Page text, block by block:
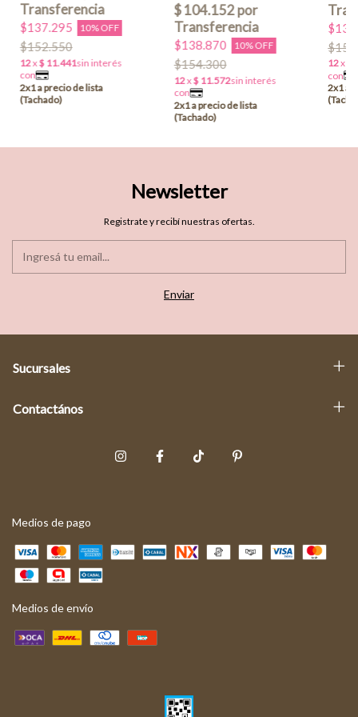
$137.295 10% OFF
$152.550 $138.870 10% OFF
$154.300
Newsletter
Registrate y recibí nuestras ofertas.
Sucursales
Contactános
Medios de pago
Medios de envío